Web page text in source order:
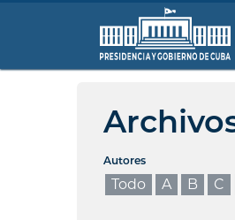
Autores
Todo A B C